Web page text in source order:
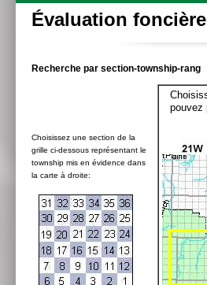
Évaluation foncière
Recherche par section-township-rang
Choisissez une section de la
grille ci-dessous représentant le
township mis en évidence dans
la carte à droite:
pouvez